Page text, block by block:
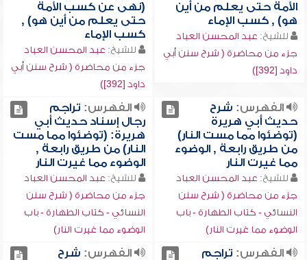
الأمة حتى يعلم من أين
هو) , كسب الإماء
للشيخ: عبد المحسن العباد
جزء من محاضرة ( شرح سنن أبي
داود [392])
(نهى عن كسب الأمة
حتى يعلم من أين هو) ,
كسب الإماء
للشيخ: عبد المحسن العباد
جزء من محاضرة ( شرح سنن أبي
داود [392])
الفهرس: شرح
حديث أبي هريرة
(توضئوا مما مست النار)
من طريق رابعة , الوضوء
مما غيرت النار
للشيخ: عبد المحسن العباد
جزء من محاضرة ( شرح سنن
النسائي - كتاب الطهارة - باب
الوضوء مما غيرت النار)
الفهرس: تراجم
رجال إسناد حديث أبي
هريرة: (توضئوا مما مست
النار) من طريق رابعة ,
الوضوء مما غيرت النار
للشيخ: عبد المحسن العباد
جزء من محاضرة ( شرح سنن
النسائي - كتاب الطهارة - باب
الوضوء مما غيرت النار)
الفهرس: تراجم
الفهرس: شرح